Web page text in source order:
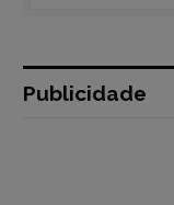
Publicidade